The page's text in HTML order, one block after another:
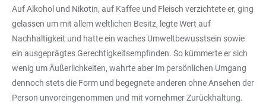
Auf Alkohol und Nikotin, auf Kaffee und Fleisch verzichtete er, ging
gelassen um mit allem weltlichen Besitz, legte Wert auf
Nachhaltigkeit und hatte ein waches Umweltbewusstsein sowie
ein ausgeprägtes Gerechtigkeitsempfinden. So kümmerte er sich
wenig um Äußerlichkeiten, wahrte aber im persönlichen Umgang
dennoch stets die Form und begegnete anderen ohne Ansehen der
Person unvoreingenommen und mit vornehmer Zurückhaltung.